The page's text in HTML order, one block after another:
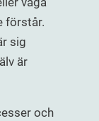
förstår.
sig
är
och